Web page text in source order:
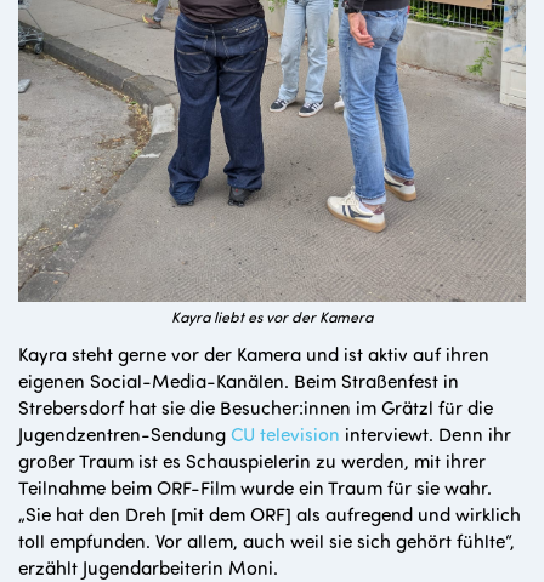
Kayra liebt es vor der Kamera
Kayra steht gerne vor der Kamera und ist aktiv auf ihren
eigenen Social-Media-Kanälen. Beim Straßenfest in
Strebersdorf hat sie die Besucher:innen im Grätzl für die
Jugendzentren-SendungCU television interviewt. Denn ihr
großer Traum ist es Schauspielerin zu werden, mit ihrer
Teilnahme beim ORF-Film wurde ein Traum für sie wahr.
„Sie hat den Dreh [mit dem ORF] als aufregend und wirklich
toll empfunden. Vor allem, auch weil sie sich gehört fühlte“,
erzählt Jugendarbeiterin Moni.